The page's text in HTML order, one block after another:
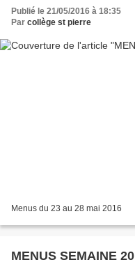
Publié le 21/05/2016 à 18:35
Par collège st pierre
Menus du 23 au 28 mai 2016
MENUS SEMAINE 20